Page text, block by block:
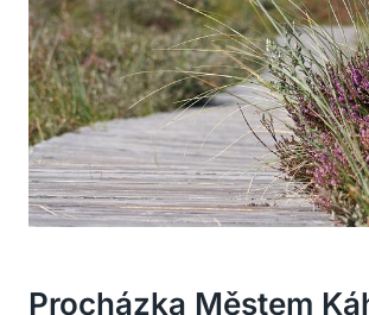
Procházka Městem